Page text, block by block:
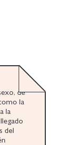
de
de
con la
una
de
la
la
del